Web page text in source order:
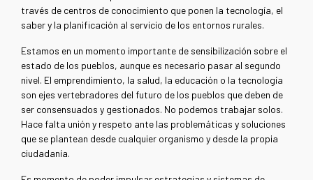
través de centros de conocimiento que ponen la tecnología, el
saber y la planificación al servicio de los entornos rurales.
Estamos en un momento importante de sensibilización sobre el
estado de los pueblos, aunque es necesario pasar al segundo
nivel. El emprendimiento, la salud, la educación o la tecnología
son ejes vertebradores del futuro de los pueblos que deben de
ser consensuados y gestionados. No podemos trabajar solos.
Hace falta unión y respeto ante las problemáticas y soluciones
que se plantean desde cualquier organismo y desde la propia
ciudadanía.